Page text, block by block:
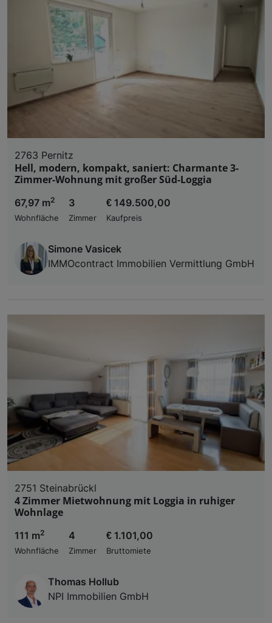
2763 Pernitz
Hell, modern, kompakt, saniert: Charmante 3-
Zimmer-Wohnung mit großer Süd-Loggia
67,97 m2
Wohnfläche
3
Zimmer
€ 149.500,00
Kaufpreis
Simone Vasicek
IMMOcontract Immobilien Vermittlung GmbH
2751 Steinabrückl
4 Zimmer Mietwohnung mit Loggia in ruhiger
Wohnlage
111 m2
Wohnfläche
4
Zimmer
€ 1.101,00
Bruttomiete
Thomas Hollub
NPI Immobilien GmbH